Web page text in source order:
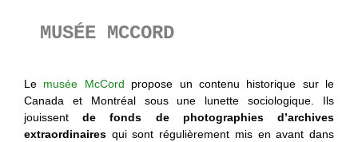
MUSÉE MCCORD
Le musée McCord propose un contenu historique sur le
Canada et Montréal sous une lunette sociologique. Ils
jouissentde fonds de photographies d’archives
extraordinaires qui sont régulièrement mis en avant dans